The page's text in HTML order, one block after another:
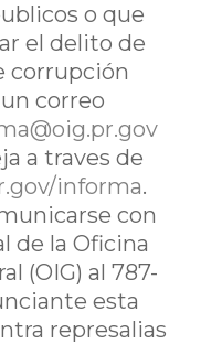
o que
el delito de
corrupción
correo
a traves de
informa.
con
de la Oficina
(OIG) al 787-
esta
represalias